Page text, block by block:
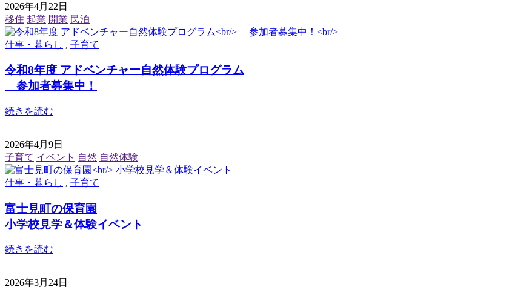
2026年4月22日
移住 起業 開業 民泊
仕事・暮らし , 子育て
令和8年度 アドベンチャー自然体験プログラム
参加者募集中！
続きを読む
2026年4月9日
子育て イベント 自然 自然体験
仕事・暮らし , 子育て
富士見町の保育園
小学校見学＆体験イベント
続きを読む
2026年3月24日